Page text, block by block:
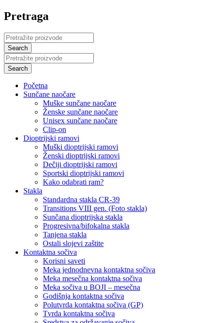
Pretraga
Početna
Sunčane naočare
Muške sunčane naočare
Ženske sunčane naočare
Unisex sunčane naočare
Clip-on
Dioptrijski ramovi
Muški dioptrijski ramovi
Ženski dioptrijski ramovi
Dečiji dioptrijski ramovi
Sportski dioptrijski ramovi
Kako odabrati ram?
Stakla
Standardna stakla CR-39
Transitions VIII gen. (Foto stakla)
Sunčana dioptrijska stakla
Progresivna/bifokalna stakla
Tanjena stakla
Ostali slojevi zaštite
Kontaktna sočiva
Korisni saveti
Meka jednodnevna kontaktna sočiva
Meka mesečna kontaktna sočiva
Meka sočiva u BOJI – mesečna
Godišnja kontaktna sočiva
Polutvrda kontaktna sočiva (GP)
Tvrda kontaktna sočiva